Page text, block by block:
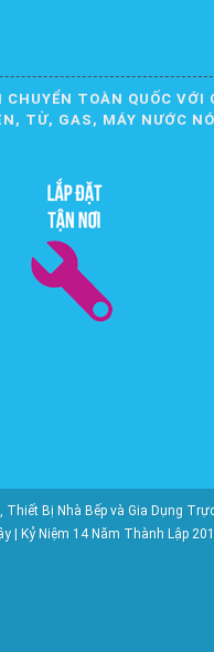
TOÀN QUỐC VỚI
TỪ, GAS, MÁY NƯỚC
Bị Nhà Bếp và Gia Dụng
| Kỷ Niệm 14 Năm Thành Lập